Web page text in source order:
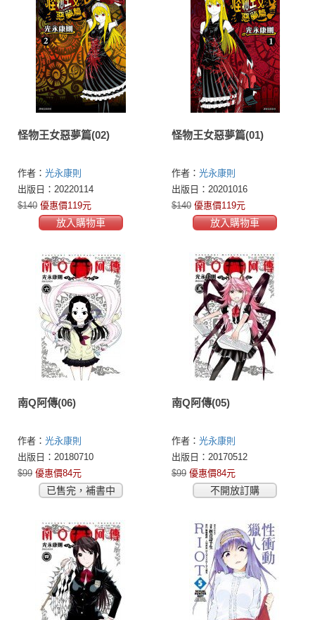
怪物王女惡夢篇(02)
作者： 光永康則
出版日：20220114
$140 優惠價119元
放入購物車
怪物王女惡夢篇(01)
作者： 光永康則
出版日：20201016
$140 優惠價119元
放入購物車
南Q阿傳(06)
作者： 光永康則
出版日：20180710
$99 優惠價84元
已售完，補書中
南Q阿傳(05)
作者： 光永康則
出版日：20170512
$99 優惠價84元
不開放訂購